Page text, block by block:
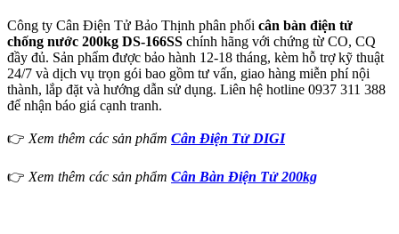
Công ty Cân Điện Tử Bảo Thịnh phân phối cân bàn điện tử
chống nước 200kg DS-166SS chính hãng với chứng từ CO, CQ
đầy đủ. Sản phẩm được bảo hành 12-18 tháng, kèm hỗ trợ kỹ thuật
24/7 và dịch vụ trọn gói bao gồm tư vấn, giao hàng miễn phí nội
thành, lắp đặt và hướng dẫn sử dụng. Liên hệ hotline 0937 311 388
để nhận báo giá cạnh tranh.
👉 Xem thêm các sản phẩm Cân Điện Tử DIGI
👉 Xem thêm các sản phẩm Cân Bàn Điện Tử 200kg